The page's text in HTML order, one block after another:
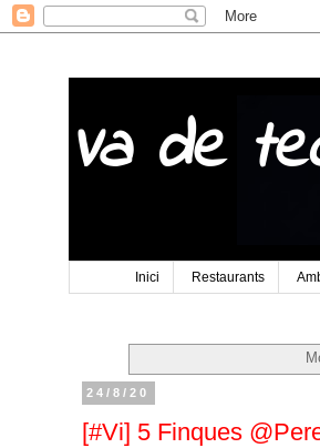
Va de
Inici Restaurants
24/8/20
[#Vi] 5 Finques